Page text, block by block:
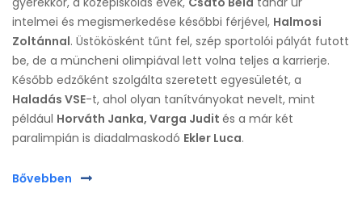
intelmei és megismerkedése későbbi férjével, Halmosi
Zoltánnal. Üstökösként tűnt fel, szép sportolói pályát futott
be, de a müncheni olimpiával lett volna teljes a karrierje.
Később edzőként szolgálta szeretett egyesületét, a
Haladás VSE-t, ahol olyan tanítványokat nevelt, mint
például Horváth Janka, Varga Judit és a már két
paralimpián is diadalmaskodó Ekler Luca.
Bővebben